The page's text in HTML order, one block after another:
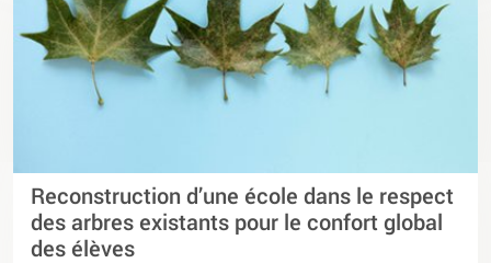
Reconstruction d’une école dans le respect
des arbres existants pour le confort global
des élèves